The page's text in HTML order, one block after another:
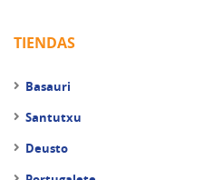
TIENDAS
Basauri
Santutxu
Deusto